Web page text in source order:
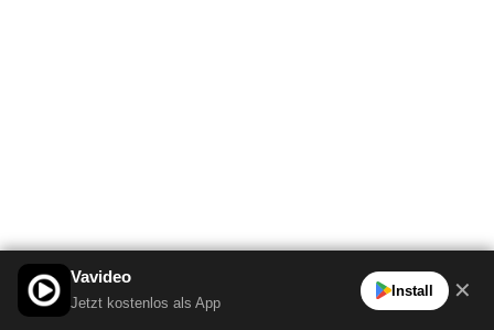
Vavideo
Jetzt kostenlos als App
Install ✕